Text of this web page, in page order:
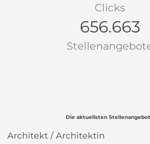
Clicks
656.663
Die aktuellsten
Architekt / Architektin